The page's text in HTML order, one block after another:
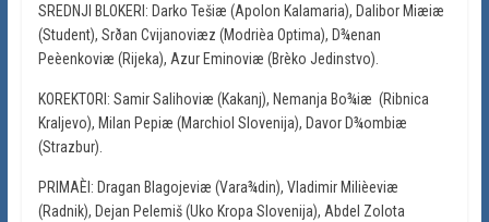
SREDNJI BLOKERI: Darko Tešiæ (Apolon Kalamaria), Dalibor Miæiæ
(Student), Srðan Cvijanoviæz (Modrièa Optima), D¾enan
Peèenkoviæ (Rijeka), Azur Eminoviæ (Brèko Jedinstvo).
KOREKTORI: Samir Salihoviæ (Kakanj), Nemanja Bo¾iæ (Ribnica
Kraljevo), Milan Pepiæ (Marchiol Slovenija), Davor D¾ombiæ
(Strazbur).
PRIMAÈI: Dragan Blagojeviæ (Vara¾din), Vladimir Milièeviæ
(Radnik), Dejan Pelemiš (Uko Kropa Slovenija), Abdel Zolota